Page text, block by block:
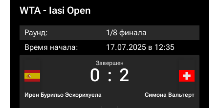
WTA- Iasi Open
Раунд:
1/8 финала
Время начала:
17.07.2025 в 12:35
Ирен Бурильо Эскорихуела
Завершен
0 : 2
Симона Вальтерт